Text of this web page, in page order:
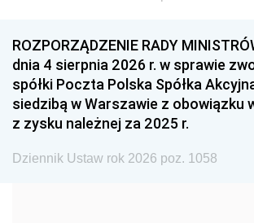
1996 1995
1993 1992
1990 1989
1987 1986
1984 1983
ROZPORZĄDZENIE RADY
dnia 4 sierpnia 2026 r. w sprawie
spółki Poczta Polska Spółka
siedzibą w Warszawie z obowiązku
z zysku należnej za 2025 r.
Dziennik Ustaw rok 2026 poz. 1058